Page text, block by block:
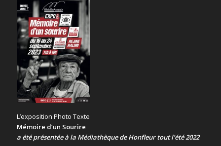
L’exposition Photo Texte
Mémoire d’un Sourire
a été présentéeà la Médiathèque de Honfleur tout l’été 2022